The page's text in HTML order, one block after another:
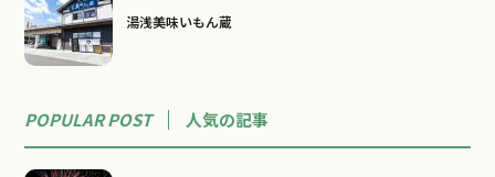
湯浅美味いもん蔵
POPULAR POST 人気の記事